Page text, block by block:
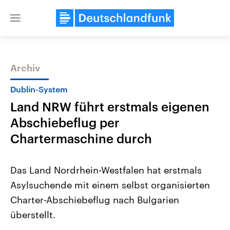
Close
Themen
2026
Alle Informationen
Sachsen-Anhalt wählt am 6.
September 2026 einen neuen
Landtag. Seit 2021 wird das
Aktuelle Beiträge,
Hintergründe
Wirtschaftlich und
Archiv
Dublin-System
Land NRW führt erstmals eigenen
Abschiebeflug per
Chartermaschine durch
Das Land Nordrhein-Westfalen hat erstmals
Asylsuchende mit einem selbst organisierten
Charter-Abschiebeflug nach Bulgarien
überstellt.